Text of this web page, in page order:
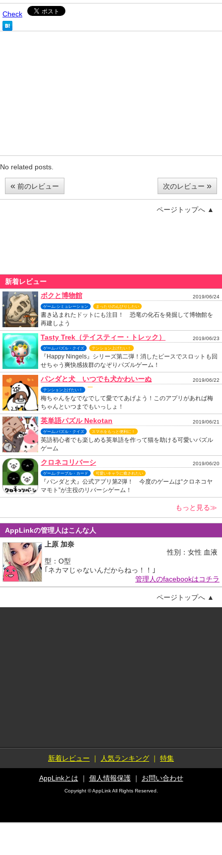
Check
No related posts.
« 前のレビュー 次のレビュー »
ページトップへ ▲
新着レビュー
ボクと博物館
2019/06/24
ゲーム-シミュレーション まったりのんびりしたい
書き込まれたドットにも注目！ 恐竜の化石を発掘して博物館を
再建しよう
Tasty Trek（テイスティー・トレック） 2019/06/23
ゲーム-パズル・クイズ テンション上げたい！
『Happy Ningels』シリーズ第二弾！消したピースでスロットも回
せちゃう爽快感抜群のなぞりパズルゲーム！
パンダと犬 いつでも犬かわいーぬ 2019/06/22
テンション上げたい！
梅ちゃんをなでなでして愛でてあげよう！このアプリがあれば梅
ちゃんといつまでもいっしょ！
英単語パズル Nekotan 2019/06/21
ゲーム-パズル・クイズ スマホをもっと便利に！
英語初心者でも楽しめる英単語を作って猫を助ける可愛いパズル
ゲーム
クロネコリバーシ 2019/06/20
ゲーム-テーブル・カード 可愛いキャラに癒されたい
『パンダと犬』公式アプリ第2弾！ 今度のゲームは“クロネコヤ
マモト”が主役のリバーシゲーム！
もっと見る≫
AppLinkの管理人はこんな人
上原 加奈
性別：女性 血液
型：O型
｢ネカマじゃないんだからねっ！！｣
管理人のfacebookはコチラ
ページトップへ ▲
新着レビュー ｜ 人気ランキング ｜ 特集
AppLinkとは ｜ 個人情報保護｜ お問い合わせ
Copyright © AppLink All Rights Reserved.